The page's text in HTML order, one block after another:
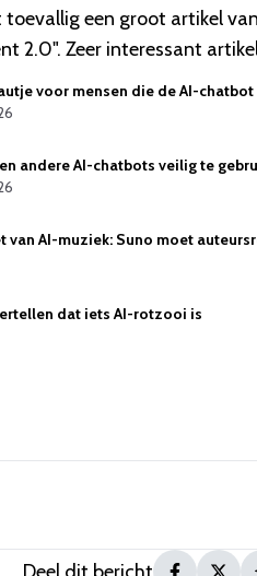
een groot artikel
2.0". Zeer interessant
voor mensen die de AI-
andere AI-chatbots veilig te
van AI-muziek: Suno moet
dat iets AI-rotzooi is